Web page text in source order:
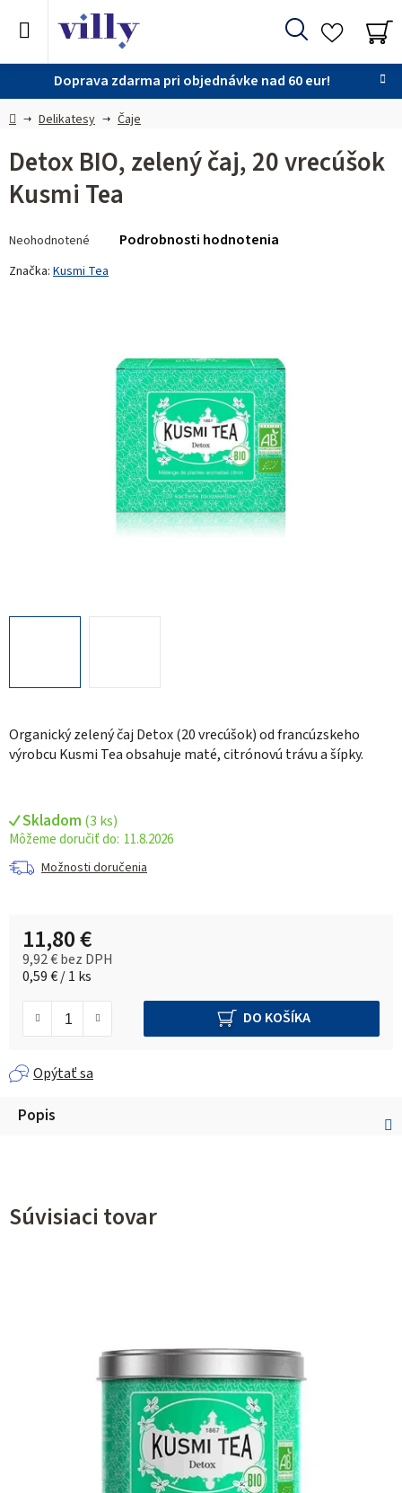
Doprava zdarma pri objednávke nad 60 eur!
Hľadať
DomovDelikatesy Čaje
Organický zelený čaj Detox (20 vrecúšok) od francúzskeho
výrobcu Kusmi Tea obsahuje maté, citrónovú trávu a šípky.
Skladom (3 ks)
11.8.2026
Možnosti doručenia
11,80 €
9,92 € bez DPH
Jednotková cena:
0,59 € / 1 ks
DO KOŠÍKA
Opýtať sa
Detox BIO, zelený čaj, 20 vrecúšok
Kusmi Tea
hodnotenie
produktu
Neohodnotené Podrobnosti hodnotenia
Značka: Kusmi Tea
Popis
Súvisiaci tovar